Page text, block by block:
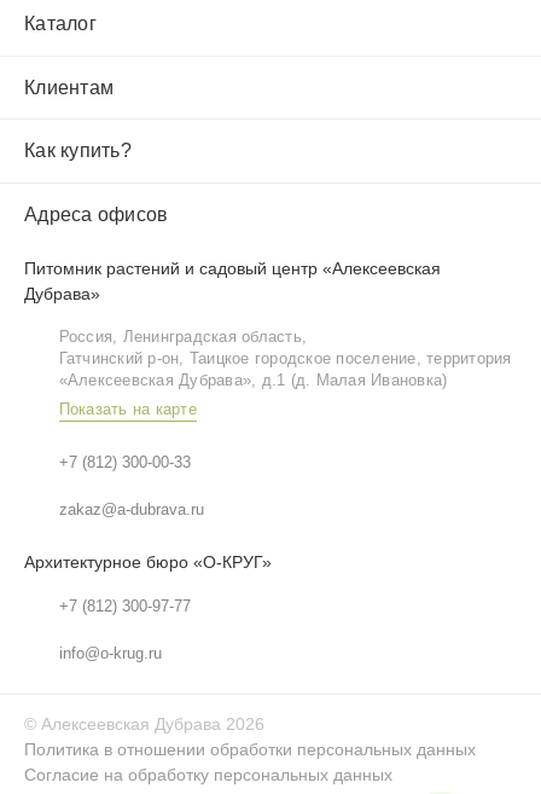
Каталог
Клиентам
Как купить?
Адреса офисов
Питомник растений и садовый центр «Алексеевская
Дубрава»
Россия, Ленинградская область,
Гатчинский р‑он, Таицкое городское поселение, территория
«Алексеевская Дубрава», д.1 (д. Малая Ивановка)
Показать на карте
+7 (812) 300-00-33
zakaz@a-dubrava.ru
Архитектурное бюро «О-КРУГ»
+7 (812) 300-97-77
info@o-krug.ru
© Алексеевская Дубрава 2026
Политика в отношении обработки персональных данных
Согласие на обработку персональных данных